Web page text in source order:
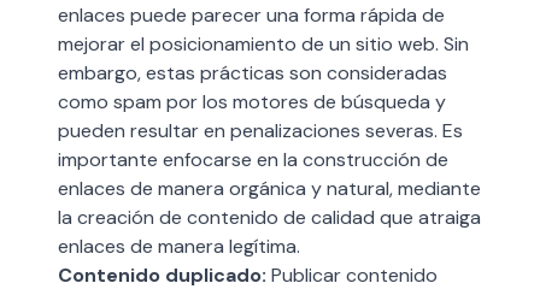
enlaces puede parecer una forma rápida de
mejorar el posicionamiento de un sitio web. Sin
embargo, estas prácticas son consideradas
como spam por los motores de búsqueda y
pueden resultar en penalizaciones severas. Es
importante enfocarse en la construcción de
enlaces de manera orgánica y natural, mediante
la creación de contenido de calidad que atraiga
enlaces de manera legítima.
Contenido duplicado: Publicar contenido